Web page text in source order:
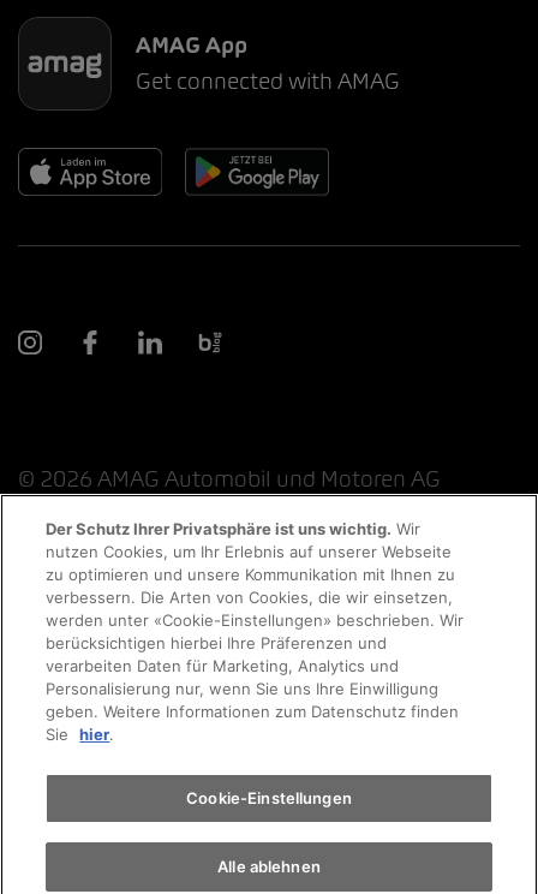
AMAG App
Get connected with AMAG
© 2026 AMAG Automobil und Motoren AG
Datenschutzerklärung Rechtliche Hinweise
Rechtliche Hinweise Online-Chat
Cookie-Richtlinie Impressum AGB Jobs
Der Schutz Ihrer Privatsphäre ist uns wichtig. Wir
nutzen Cookies, um Ihr Erlebnis auf unserer Webseite
zu optimieren und unsere Kommunikation mit Ihnen zu
verbessern. Die Arten von Cookies, die wir einsetzen,
werden unter «Cookie-Einstellungen» beschrieben. Wir
berücksichtigen hierbei Ihre Präferenzen und
verarbeiten Daten für Marketing, Analytics und
Personalisierung nur, wenn Sie uns Ihre Einwilligung
geben. Weitere Informationen zum Datenschutz finden
Sie
hier.
Cookie-Einstellungen
Alle ablehnen